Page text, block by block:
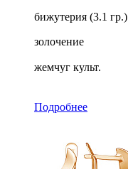
бижутерия (3.1 гр.)
золочение
жемчуг культ.
Подробнее